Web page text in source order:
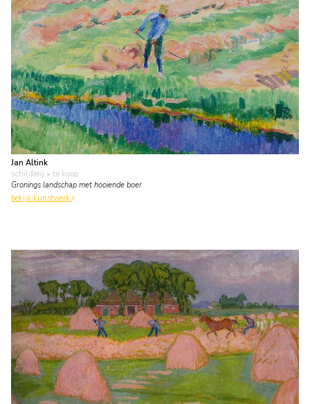
Jan Altink
schilderij • te koop
Gronings landschap met hooiende boer
bekijk kunstwerk